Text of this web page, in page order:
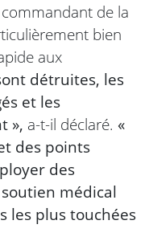
de la
bien
aux
détruites, les
et les
», a-t-il déclaré. «
des points
des
médical
les plus touchées